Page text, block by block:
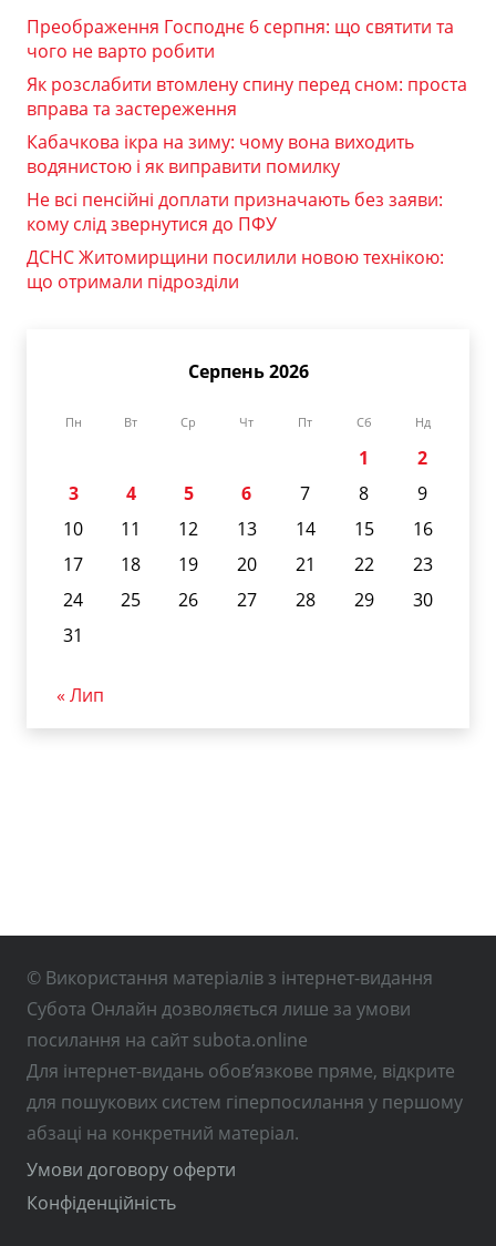
Преображення Господнє 6 серпня: що святити та
чого не варто робити
Як розслабити втомлену спину перед сном: проста
вправа та застереження
Кабачкова ікра на зиму: чому вона виходить
водянистою і як виправити помилку
Не всі пенсійні доплати призначають без заяви:
кому слід звернутися до ПФУ
ДСНС Житомирщини посилили новою технікою:
що отримали підрозділи
Серпень 2026
Пн Вт Ср Чт Пт Сб Нд
1
2
3
4 5 6 7 8
9
10
11 12 13 14 15
16
17
18 19 20 21 22
23
24
25 26 27 28 29
30
31
« Лип
© Використання матеріалів з інтернет-видання
Субота Онлайн дозволяється лише за умови
посилання на сайт subota.online
Для інтернет-видань обов’язкове пряме, відкрите
для пошукових систем гіперпосилання у першому
абзаці на конкретний матеріал.
Умови договору оферти
Конфіденційність